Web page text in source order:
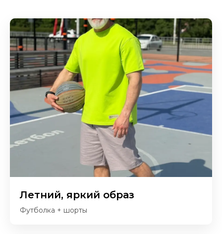
Летний, яркий образ
Футболка + шорты